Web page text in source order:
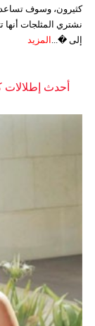
كثيرون، وسوف
نشتري المثلجات أنها
إلى �... المزيد
أحدث